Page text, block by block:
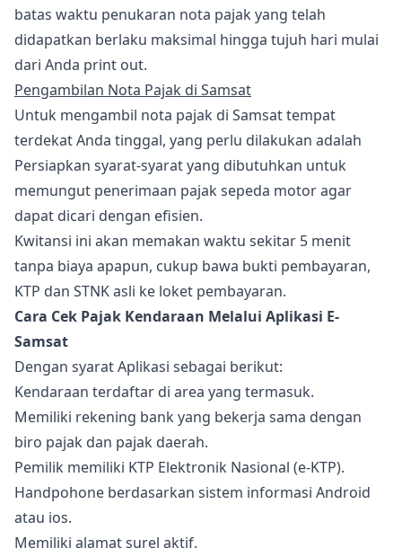
batas waktu penukaran nota pajak yang telah
didapatkan berlaku maksimal hingga tujuh hari mulai
dari Anda print out.
Pengambilan Nota Pajak di Samsat
Untuk mengambil nota pajak di Samsat tempat
terdekat Anda tinggal, yang perlu dilakukan adalah
Persiapkan syarat-syarat yang dibutuhkan untuk
memungut penerimaan pajak sepeda motor agar
dapat dicari dengan efisien.
Kwitansi ini akan memakan waktu sekitar 5 menit
tanpa biaya apapun, cukup bawa bukti pembayaran,
KTP dan STNK asli ke loket pembayaran.
Cara Cek Pajak Kendaraan Melalui Aplikasi E-
Samsat
Dengan syarat Aplikasi sebagai berikut:
Kendaraan terdaftar di area yang termasuk.
Memiliki rekening bank yang bekerja sama dengan
biro pajak dan pajak daerah.
Pemilik memiliki KTP Elektronik Nasional (e-KTP).
Handpohone berdasarkan sistem informasi Android
atau ios.
Memiliki alamat surel aktif.